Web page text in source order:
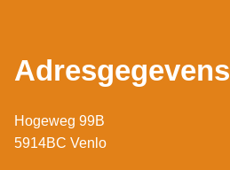
Adresgegevens
Hogeweg 99B
5914BC Venlo